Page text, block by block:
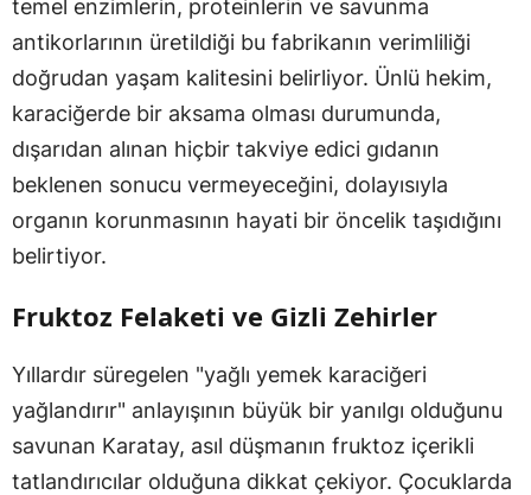
temel enzimlerin, proteinlerin ve savunma
antikorlarının üretildiği bu fabrikanın verimliliği
doğrudan yaşam kalitesini belirliyor. Ünlü hekim,
karaciğerde bir aksama olması durumunda,
dışarıdan alınan hiçbir takviye edici gıdanın
beklenen sonucu vermeyeceğini, dolayısıyla
organın korunmasının hayati bir öncelik taşıdığını
belirtiyor.
Fruktoz Felaketi ve Gizli Zehirler
Yıllardır süregelen "yağlı yemek karaciğeri
yağlandırır" anlayışının büyük bir yanılgı olduğunu
savunan Karatay, asıl düşmanın fruktoz içerikli
tatlandırıcılar olduğuna dikkat çekiyor. Çocuklarda